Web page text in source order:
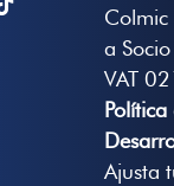
Colmic
a
VAT
Ajusta